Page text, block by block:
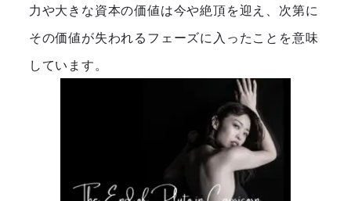
力や大きな資本の価値は今や絶頂を迎え、次第に
その価値が失われるフェーズに入ったことを意味
しています。